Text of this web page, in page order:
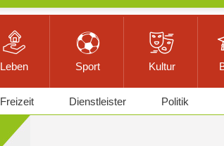
Leben Sport Kultur
Freizeit Dienstleister Politik